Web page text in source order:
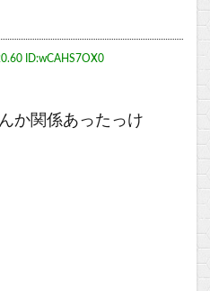
ID:wCAHS7OX0
か関係あったっけ